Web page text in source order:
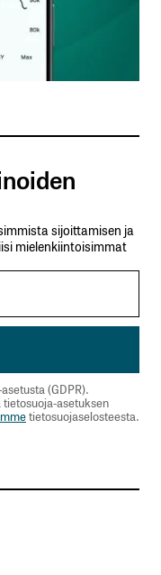
sijoittamisen ja
mielenkiintoisimmat
(GDPR).
asetuksen
tietosuojaselosteesta.